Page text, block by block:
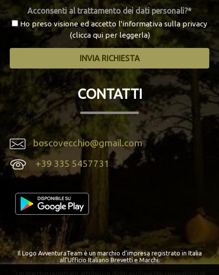
Acconsenti al trattamento dei dati personali?*
Ho preso visione ed accetto l'informativa sulla privacy
(clicca qui per leggerla)
CONTATTI
boscovecchio@gmail.com
+39 335 5457731
Il Logo AvventuraTeam è un marchio d'impresa registrato in Italia
all'Ufficio Italiano Brevetti e Marchi.